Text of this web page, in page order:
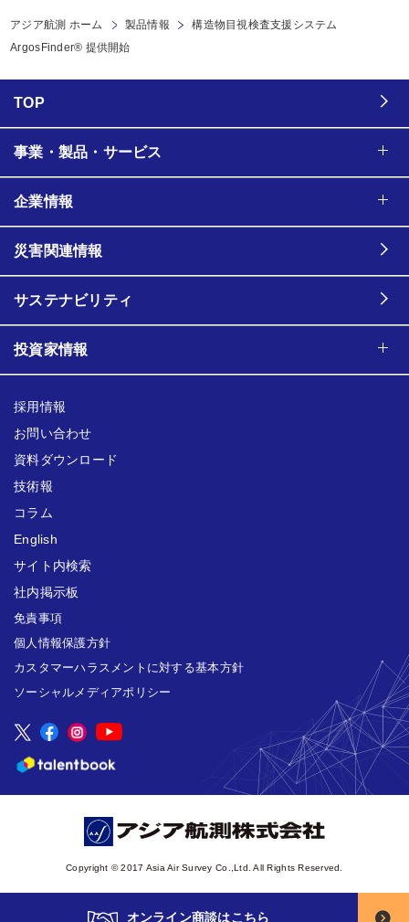
アジア航測 ホーム 製品情報
構造物目視検査支援システム
ArgosFinder® 提供開始
TOP
事業・製品・サービス
企業情報
災害関連情報
サステナビリティ
投資家情報
採用情報
お問い合わせ
資料ダウンロード
技術報
コラム
English
サイト内検索
社内掲示板
免責事項
個人情報保護方針
カスタマーハラスメントに対する基本方針
ソーシャルメディアポリシー
Copyright © 2017 Asia Air Survey Co.,Ltd. All Rights Reserved.
オンライン商談はこちら